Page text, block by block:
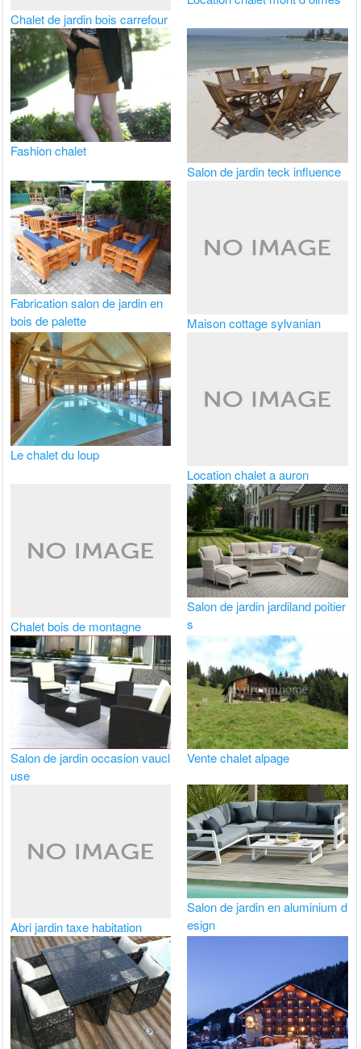
Chalet de jardin bois carrefour
Fashion chalet
Salon de jardin teck influence
Fabrication salon de jardin en
bois de palette
Maison cottage sylvanian
Le chalet du loup
Location chalet a auron
Chalet bois de montagne
Salon de jardin jardiland poitier
s
Salon de jardin occasion vaucl
use
Vente chalet alpage
Abri jardin taxe habitation
Salon de jardin en aluminium d
esign